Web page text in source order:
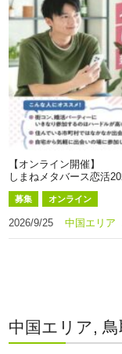
【オンライン開催】
しまねメタバース恋活
募集 オンライン
2026/9/25 中国エリア
中国エリア, 鳥